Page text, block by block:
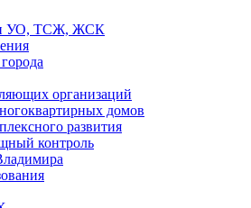
УО, ТСЖ, ЖСК
организаций
домов
развития
контроль